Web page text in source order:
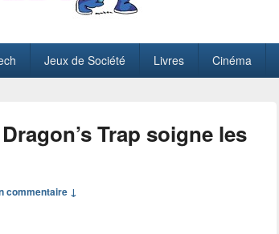
Jeux de Société Livres Cinéma
Trap soigne les
commentaire ↓